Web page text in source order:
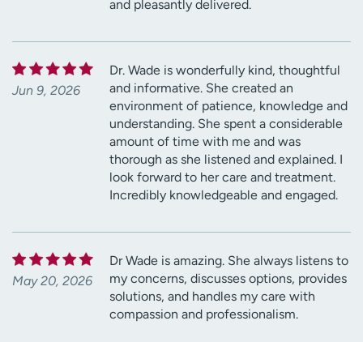
and pleasantly delivered.
Jun 9, 2026
Dr. Wade is wonderfully kind, thoughtful
and informative. She created an
environment of patience, knowledge and
understanding. She spent a considerable
amount of time with me and was
thorough as she listened and explained. I
look forward to her care and treatment.
Incredibly knowledgeable and engaged.
May 20, 2026
Dr Wade is amazing. She always listens to
my concerns, discusses options, provides
solutions, and handles my care with
compassion and professionalism.